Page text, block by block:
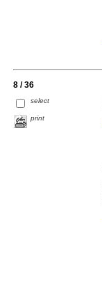
8 / 36
select
print